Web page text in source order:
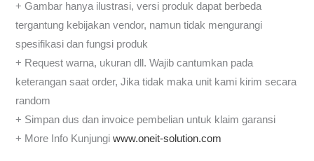
+ Gambar hanya ilustrasi, versi produk dapat berbeda
tergantung kebijakan vendor, namun tidak mengurangi
spesifikasi dan fungsi produk
+ Request warna, ukuran dll. Wajib cantumkan pada
keterangan saat order, Jika tidak maka unit kami kirim secara
random
+ Simpan dus dan invoice pembelian untuk klaim garansi
+ More Info Kunjungiwww.oneit-solution.com